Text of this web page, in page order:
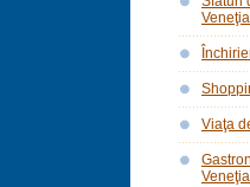
Veneţia
Viaţa
Veneţia